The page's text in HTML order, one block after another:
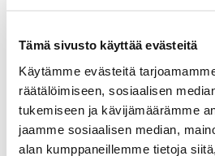
Tämä sivusto käyttää evästeitä
Käytämme evästeitä
räätälöimiseen, sosiaalisen
tukemiseen ja kävijämäärämme
jaamme sosiaalisen median,
alan kumppaneillemme tietoja
Israel Sydämellä-
13.8.